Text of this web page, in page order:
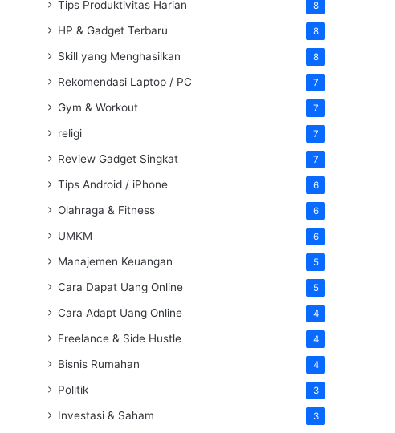
Tips Produktivitas Harian 8
HP & Gadget Terbaru 8
Skill yang Menghasilkan 8
Rekomendasi Laptop / PC 7
Gym & Workout 7
religi 7
Review Gadget Singkat 7
Tips Android / iPhone 6
Olahraga & Fitness 6
UMKM 6
Manajemen Keuangan 5
Cara Dapat Uang Online 5
Cara Adapt Uang Online 4
Freelance & Side Hustle 4
Bisnis Rumahan 4
Politik 3
Investasi & Saham 3